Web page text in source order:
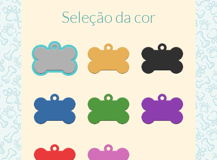
Seleção da cor